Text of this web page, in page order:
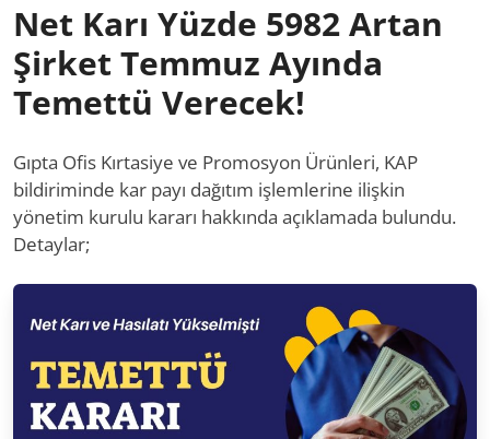
Net Karı Yüzde 5982 Artan
Şirket Temmuz Ayında
Temettü Verecek!
Gıpta Ofis Kırtasiye ve Promosyon Ürünleri, KAP
bildiriminde kar payı dağıtım işlemlerine ilişkin
yönetim kurulu kararı hakkında açıklamada bulundu.
Detaylar;